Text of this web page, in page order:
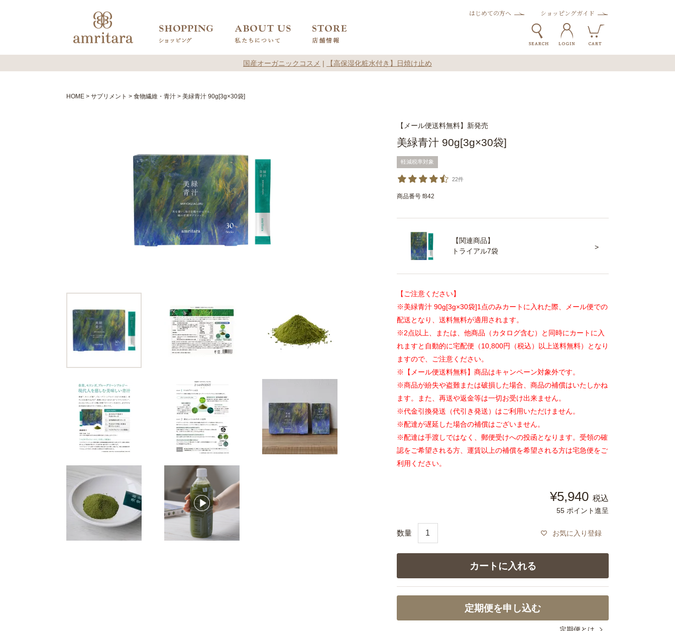
はじめての方へ ショッピングガイド
国産オーガニックコスメ | 【高保湿化粧水付き】日焼け止め
HOME サプリメント 食物繊維・青汁 美緑青汁 90g[3g×30袋]
【メール便送料無料】新発売
美緑青汁 90g[3g×30袋]
軽減税率対象
22件
商品番号 f842
【関連商品】
トライアル7袋
【ご注意ください】
※美緑青汁 90g[3g×30袋]1点のみカートに入れた際、メール便での
配送となり、送料無料が適用されます。
※2点以上、または、他商品（カタログ含む）と同時にカートに入
れますと自動的に宅配便（10,800円（税込）以上送料無料）となり
ますので、ご注意ください。
※【メール便送料無料】商品はキャンペーン対象外です。
※商品が紛失や盗難または破損した場合、商品の補償はいたしかね
ます。また、再送や返金等は一切お受け出来ません。
※代金引換発送（代引き発送）はご利用いただけません。
※配達が遅延した場合の補償はございません。
※配達は手渡しではなく、郵便受けへの投函となります。受領の確
認をご希望される方、運賃以上の補償を希望される方は宅急便をご
利用ください。
¥5,940 税込
55 ポイント進呈
お気に入り登録
カートに入れる
定期便を申し込む